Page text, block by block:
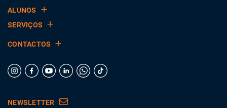
ALUNOS
SERVIÇOS
CONTACTOS
NEWSLETTER